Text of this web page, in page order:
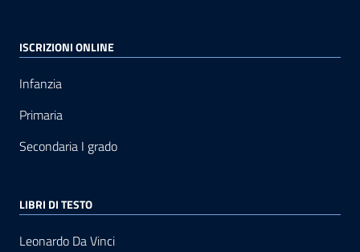
ISCRIZIONI ONLINE
Infanzia
Primaria
Secondaria I grado
LIBRI DI TESTO
Leonardo Da Vinci